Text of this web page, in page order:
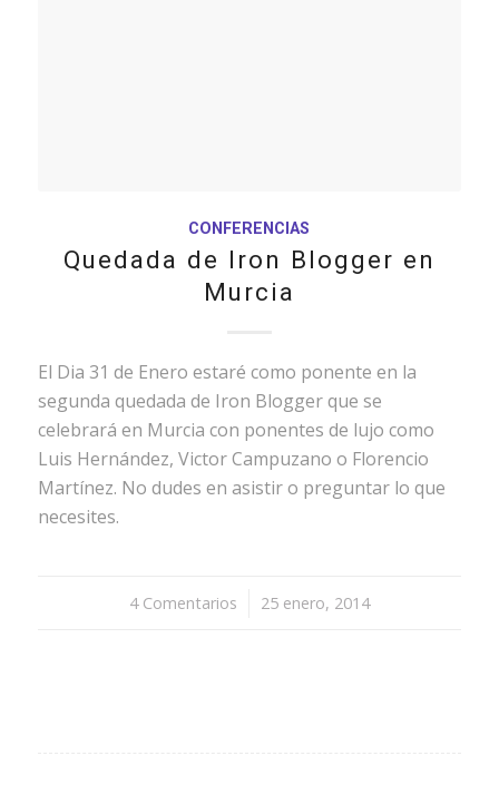
CONFERENCIAS
Quedada de Iron Blogger en
Murcia
El Dia 31 de Enero estaré como ponente en la
segunda quedada de Iron Blogger que se
celebrará en Murcia con ponentes de lujo como
Luis Hernández, Victor Campuzano o Florencio
Martínez. No dudes en asistir o preguntar lo que
necesites.
4 Comentarios
/ 25 enero, 2014